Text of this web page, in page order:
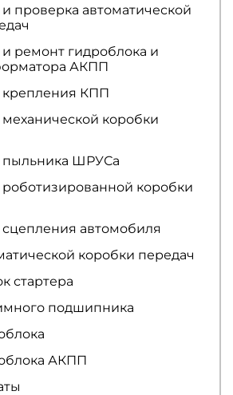
проверка автоматической
ремонт гидроблока и
АКПП
крепления КПП
коробки
пыльника ШРУСа
роботизированной коробки
сцепления автомобиля
коробки передач
стартера
подшипника
АКПП